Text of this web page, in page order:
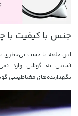
جنس با کیفیت با
این حلقه با چسب بی‌خطری
آسیبی به گوشی وارد
نگهدارنده‌های مغناطیسی